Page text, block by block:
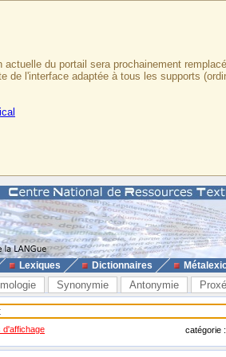
du portail sera prochainement
de l'interface adaptée à tous les supports
Lexiques Dictionnaires
Synonymie Antonymie
d'affichage catégorie :